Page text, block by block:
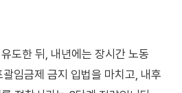
도한 뒤, 내년에는 장시간 노동
임금제 금지 입법을 마치고, 내후